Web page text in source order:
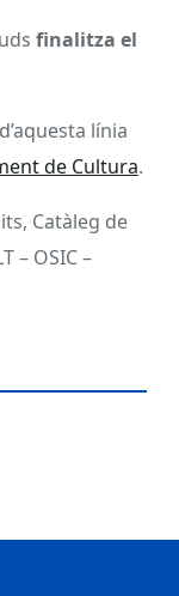
finalitza el
línia
de Cultura.
Catàleg de
– OSIC –